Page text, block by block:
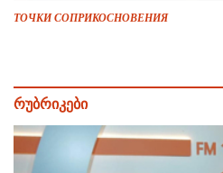
ТОЧКИ СОПРИКОСНОВЕНИЯ
რუბრიკები